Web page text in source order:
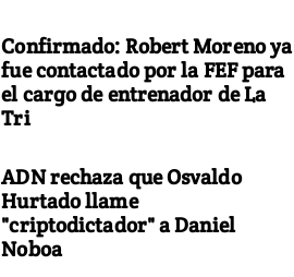
Confirmado: Robert Moreno ya
fue contactado por la FEF para
el cargo de entrenador de La
Tri
ADN rechaza que Osvaldo
Hurtado llame
"criptodictador" a Daniel
Noboa